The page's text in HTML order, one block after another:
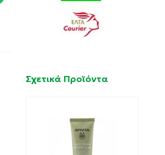
Σχετικά Προϊόντα